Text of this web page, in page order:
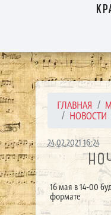
ГЛАВНАЯ
НОВОСТИ
24.02.2021 16:24
16 мая в 14-00
формате